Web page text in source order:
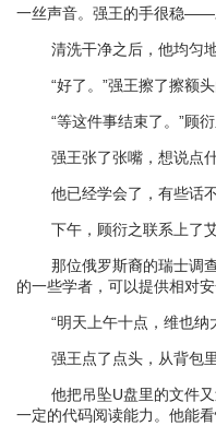
一丝声音。强王的手很稳——
清洗干净之后，他均匀
“好了。 ”强王擦了擦额
“等这件事结束了。 ”顾
强王张了张嘴，想说点
他已经学会了，有些话
下午，顾衍之联系上了
那位俄罗斯裔的瑞士调
的一些学者，可以提供相对
“明天上午十点，维也纳
强王点了点头，从背包
他把吊坠U盘里的文件
一定的代码阅读能力。他能